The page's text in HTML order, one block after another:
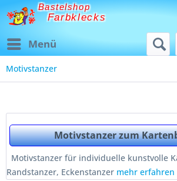
Bastelshop
Farbklecks
Menü
Motivstanzer
Motivstanzer zum
Motivstanzer für individuelle kunstvolle
Randstanzer, Eckenstanzer mehr erfahren